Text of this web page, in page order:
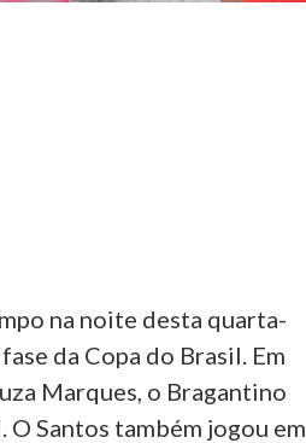
na noite desta quarta-
da Copa do Brasil. Em
Marques, o Bragantino
Santos também jogou em